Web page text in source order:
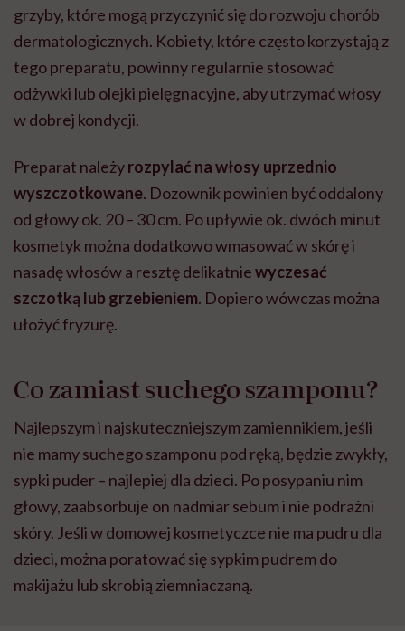
grzyby, które mogą przyczynić się do rozwoju chorób
dermatologicznych. Kobiety, które często korzystają z
tego preparatu, powinny regularnie stosować
odżywki lub olejki pielęgnacyjne, aby utrzymać włosy
w dobrej kondycji.
Preparat należyrozpylać na włosy uprzednio
wyszczotkowane. Dozownik powinien być oddalony
od głowy ok. 20 – 30 cm. Po upływie ok. dwóch minut
kosmetyk można dodatkowo wmasować w skórę i
nasadę włosów a resztę delikatniewyczesać
szczotką lub grzebieniem. Dopiero wówczas można
ułożyć fryzurę.
Co zamiast suchego szamponu?
Najlepszym i najskuteczniejszym zamiennikiem, jeśli
nie mamy suchego szamponu pod ręką, będzie zwykły,
sypki puder – najlepiej dla dzieci. Po posypaniu nim
głowy, zaabsorbuje on nadmiar sebum i nie podrażni
skóry. Jeśli w domowej kosmetyczce nie ma pudru dla
dzieci, można poratować się sypkim pudrem do
makijażu lub skrobią ziemniaczaną.